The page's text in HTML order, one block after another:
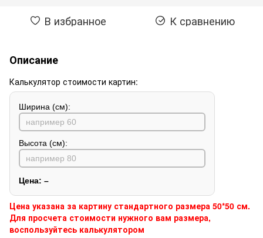
В избранное К сравнению
Описание
Калькулятор стоимости картин:
Ширина (см):
Высота (см):
Цена: –
Цена указана за картину стандартного размера 50*50 см.
Для просчета стоимости нужного вам размера,
воспользуйтесь калькулятором